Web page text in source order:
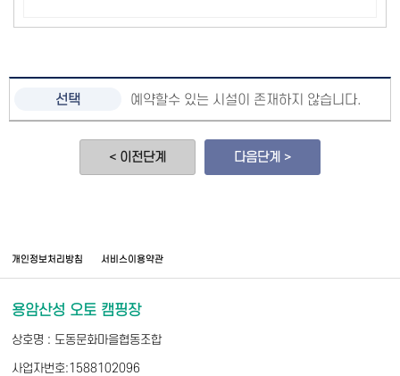
예약할수 있는 시설이 존재하지 않습니다.
< 이전단계 다음단계 >
개인정보처리방침 서비스이용약관
용암산성 오토 캠핑장
상호명 : 도동문화마을협동조합
사업자번호:1588102096